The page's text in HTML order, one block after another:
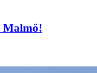
Malmö!